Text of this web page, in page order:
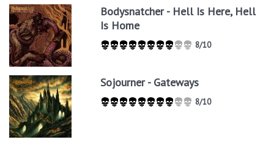
Bodysnatcher - Hell Is Here, Hell
Is Home
8/10
Sojourner - Gateways
8/10